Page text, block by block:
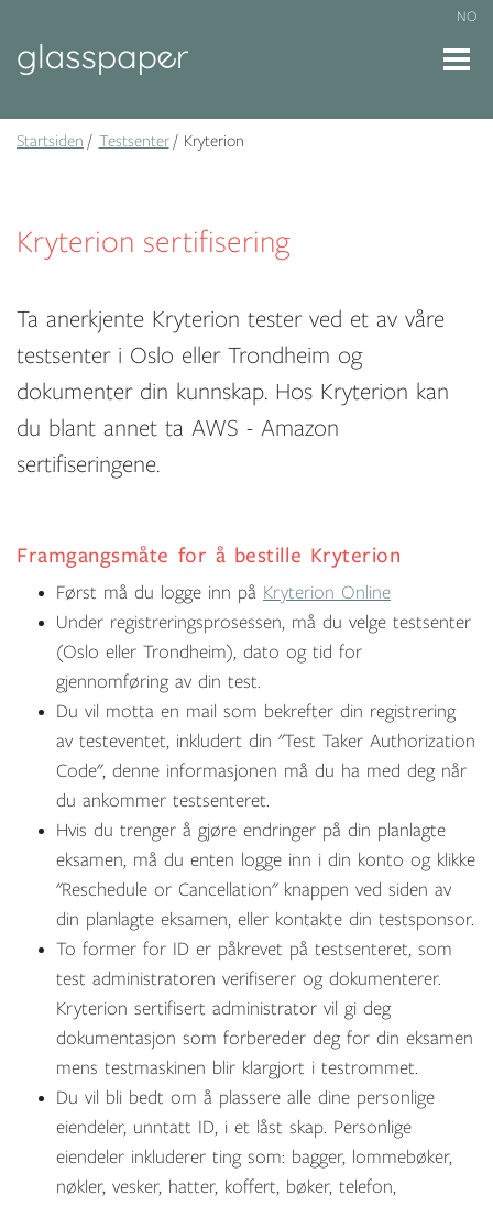
NO
Startsiden Testsenter Kryterion
Kryterion sertifisering
Ta anerkjente Kryterion tester ved et av våre
testsenter i Oslo eller Trondheim og
dokumenter din kunnskap. Hos Kryterion kan
du blant annet ta AWS - Amazon
sertifiseringene.
Framgangsmåte for å bestille Kryterion
Først må du logge inn på Kryterion Online
Under registreringsprosessen, må du velge testsenter
(Oslo eller Trondheim), dato og tid for
gjennomføring av din test.
Du vil motta en mail som bekrefter din registrering
av testeventet, inkludert din "Test Taker Authorization
Code", denne informasjonen må du ha med deg når
du ankommer testsenteret.
Hvis du trenger å gjøre endringer på din planlagte
eksamen, må du enten logge inn i din konto og klikke
"Reschedule or Cancellation" knappen ved siden av
din planlagte eksamen, eller kontakte din testsponsor.
To former for ID er påkrevet på testsenteret, som
test administratoren verifiserer og dokumenterer.
Kryterion sertifisert administrator vil gi deg
dokumentasjon som forbereder deg for din eksamen
mens testmaskinen blir klargjort i testrommet.
Du vil bli bedt om å plassere alle dine personlige
eiendeler, unntatt ID, i et låst skap. Personlige
eiendeler inkluderer ting som: bagger, lommebøker,
nøkler, vesker, hatter, koffert, bøker, telefon,